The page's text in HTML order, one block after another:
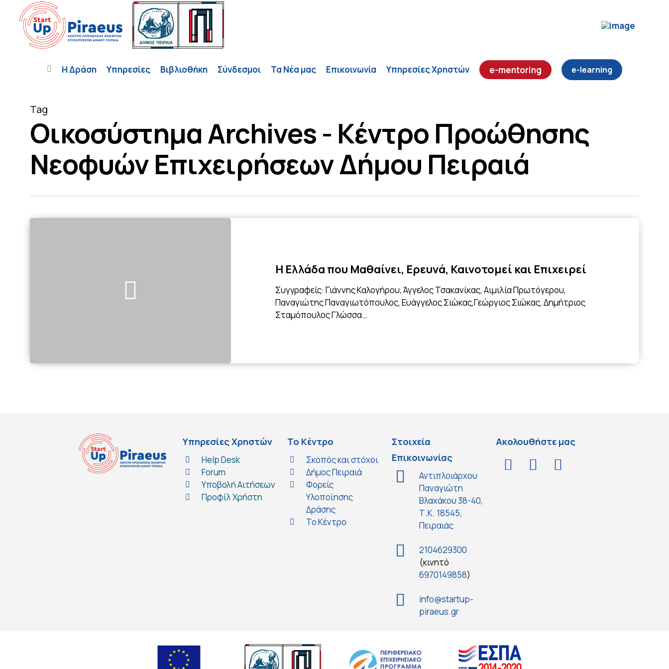
content
Η Δράση Υπηρεσίες Βιβλιοθήκη Σύνδεσμοι Τα Νέα μας Επικοινωνία Υπηρεσίες Χρηστών e-mentoring
Tag
Οικοσύστημα Archives - Κέντρο Προώθησης
Νεοφυών Επιχειρήσεων Δήμου Πειραιά
Η Ελλάδα που Μαθαίνει, Ερευνά, Καινοτομεί και Επιχειρεί
Συγγραφείς: Γιάννης Καλογήρου, Άγγελος Τσακανίκας, Αιμιλία Πρωτόγερου,
Παναγιώτης Παναγιωτόπουλος, Ευάγγελος Σιώκας,Γεώργιος Σιώκας, Δημήτριος
Σταμόπουλος Γλώσσα…
Υπηρεσίες Χρηστών
Help Desk
Forum
Υποβολή Αιτήσεων
Προφίλ Χρήστη
Το Κέντρο
Σκοπός και στόχοι
Δήμος Πειραιά
Φορείς
Υλοποίησης
Δράσης
Το Κέντρο
Στοιχεία
Επικοινωνίας
Αντιπλοιάρχου
Παναγιώτη
Βλαχάκου 38-40,
Τ.Κ. 18545,
Πειραιάς
2104629300
(κινητό
6970149858)
info@startup-
piraeus.gr
Ακολουθήστε μας